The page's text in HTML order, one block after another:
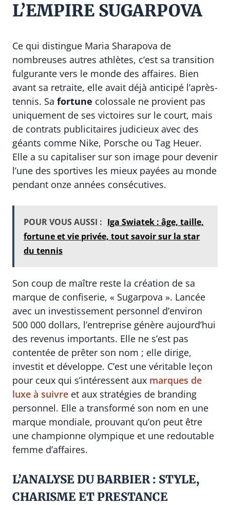
L’EMPIRE SUGARPOVA
Ce qui distingue Maria Sharapova de
nombreuses autres athlètes, c’est sa transition
fulgurante vers le monde des affaires. Bien
avant sa retraite, elle avait déjà anticipé l’après-
tennis. Sa fortune colossale ne provient pas
uniquement de ses victoires sur le court, mais
de contrats publicitaires judicieux avec des
géants comme Nike, Porsche ou Tag Heuer.
Elle a su capitaliser sur son image pour devenir
l’une des sportives les mieux payées au monde
pendant onze années consécutives.
POUR VOUS AUSSI : Iga Swiatek : âge, taille,
fortune et vie privée, tout savoir sur la star
du tennis
Son coup de maître reste la création de sa
marque de confiserie, « Sugarpova ». Lancée
avec un investissement personnel d’environ
500 000 dollars, l’entreprise génère aujourd’hui
des revenus importants. Elle ne s’est pas
contentée de prêter son nom ; elle dirige,
investit et développe. C’est une véritable leçon
pour ceux qui s’intéressent aux marques de
luxe à suivre et aux stratégies de branding
personnel. Elle a transformé son nom en une
marque mondiale, prouvant qu’on peut être
une championne olympique et une redoutable
femme d’affaires.
L’ANALYSE DU BARBIER : STYLE,
CHARISME ET PRESTANCE